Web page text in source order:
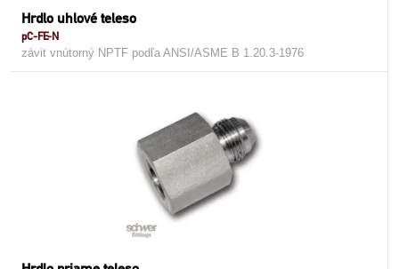
Hrdlo uhlové teleso
pC-FE-N
závit vnútorný NPTF podľa ANSI/ASME B 1.20.3-1976